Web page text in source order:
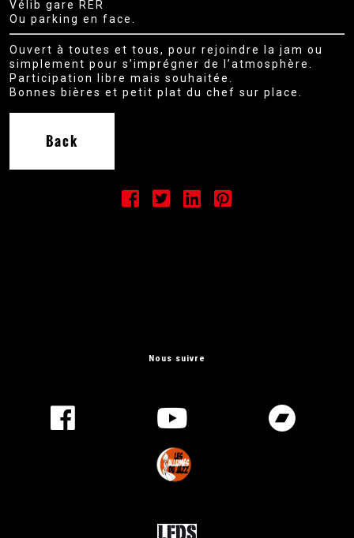
Vélib gare RER
Ou parking en face.
Ouvert à toutes et tous, pour rejoindre la jam ou
simplement pour s’imprégner de l’atmosphère.
Participation libre mais souhaitée.
Bonnes bières et petit plat du chef sur place.
Back
Nous suivre